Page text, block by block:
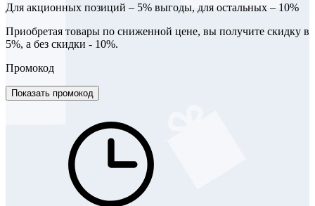
Для акционных позиций – 5% выгоды, для остальных – 10%
Приобретая товары по сниженной цене, вы получите скидку в
5%, а без скидки - 10%.
Промокод
Показать промокод